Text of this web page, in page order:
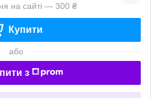
на сайті — 300 ₴
Купити
або
з